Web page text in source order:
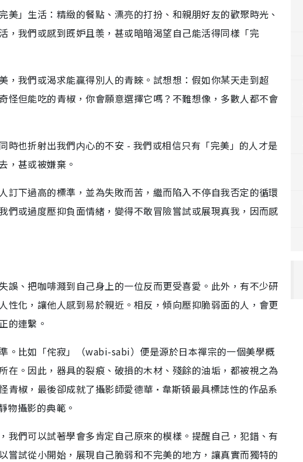
」生活：精緻的餐點、漂亮的打扮、和親朋好友的歡聚時光、
，我們或感到既妒且羡，甚或暗暗渴望自己能活得同樣「完
，我們或渴求能贏得別人的青睞。試想想：假如你某天走到超
怪但能吃的青椒，你會願意選擇它嗎？不難想像，多數人都不會
時也折射出我們内心的不安 - 我們或相信只有「完美」的人才是
，甚或被嫌棄。
下過高的標準，並為失敗而苦，繼而陷入不停自我否定的循環
們或過度壓抑負面情緒，變得不敢冒險嘗試或展現真我，因而感
誤、把咖啡濺到自己身上的一位反而更受喜愛。此外，有不少研
性化，讓他人感到易於親近。相反，傾向壓抑脆弱面的人，會更
的連繫。
。比如「侘寂」（wabi-sabi）便是源於日本禪宗的一個美學概
在。因此，器具的裂痕、破損的木材、殘餘的油垢，都被視之為
青椒，最後卻成就了攝影師愛德華·韋斯頓最具標誌性的作品系
物攝影的典範。
們可以試著學會多肯定自己原來的模樣。提醒自己，犯錯、有
試從小開始，展現自己脆弱和不完美的地方，讓真實而獨特的